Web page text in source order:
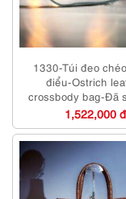
1330-Túi đeo
điểu-Ostrich
crossbody bag-Đã
1,522,000 đ